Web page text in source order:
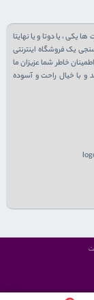
، یا دوتا و یا نهایتا
یک فروشگاه اینترنتی
از 3 نهاد به فروشگاه اعطا میشه 772برای اطمینان خاطر شما عزیزان ما
و با خیال راحت و آسوده